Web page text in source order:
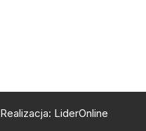
Realizacja: LiderOnline